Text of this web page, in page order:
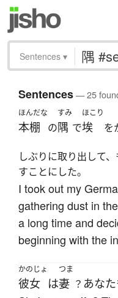
Sentences ▾
Sentences— 25
ほんだな
本棚 の
すみ
隅 で
ほこり
埃 を
しぶりに取り出して
すことにした。
I took out my
gathering dust in
a long time and
beginning with the
かのじょ
彼女 は
つま
妻 ？ あなた